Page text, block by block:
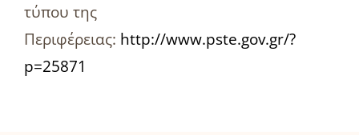
τύπου της
Περιφέρειας: http://www.pste.gov.gr/?
p=25871